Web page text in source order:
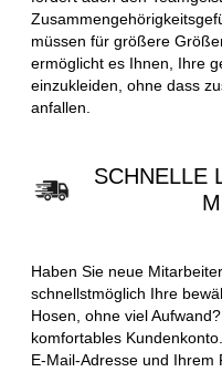
müssen für größere
ermöglicht es Ihnen, Ihre
einzukleiden, ohne dass
anfallen.
SCHNELLE
Haben Sie neue
schnellstmöglich Ihre
Hosen, ohne viel
komfortables
E-Mail-Adresse und Ihrem